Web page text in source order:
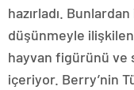
hazırladı.
düşünmeyle
hayvan figürünü ve
içeriyor. Berry’nin